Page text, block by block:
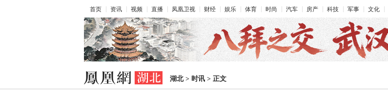
首页 资讯 视频 直播 凤凰卫视 财经 娱乐 体育 时尚 汽车 房产 科技 军事 文化
湖北> 时讯 > 正文